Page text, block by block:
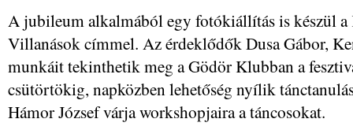
A jubileum alkalmából egy fotókiállítás is készül
Villanások címmel. Az érdeklődők Dusa Gábor,
munkáit tekinthetik meg a Gödör Klubban a
csütörtökig, napközben lehetőség nyílik
Hámor József várja workshopjaira a táncosokat.